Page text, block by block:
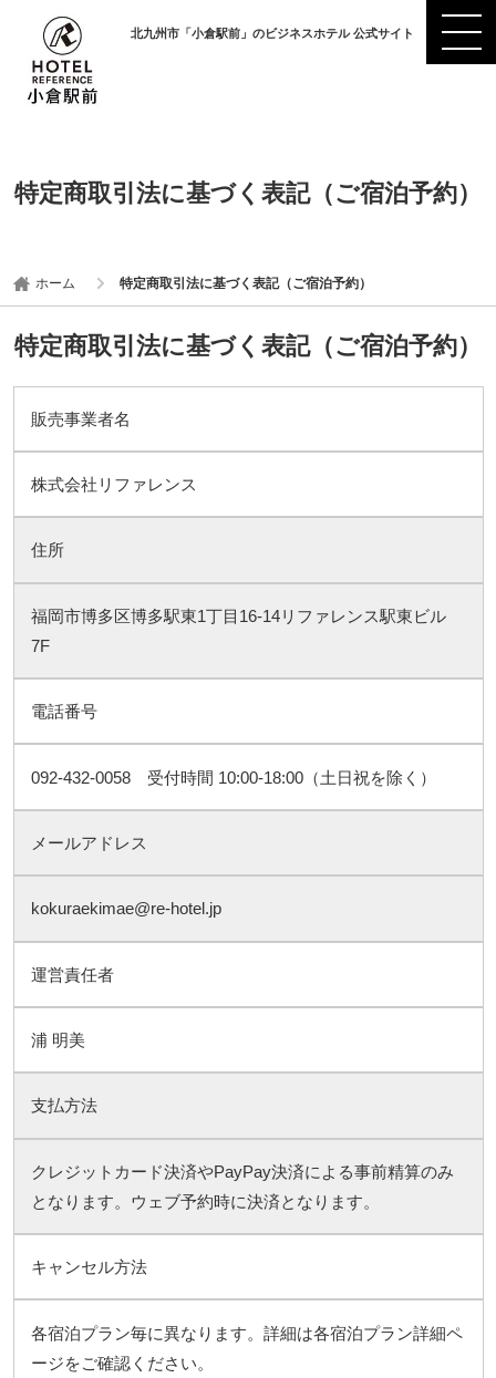
北九州市「小倉駅前」のビジネスホテル 公式サイト
特定商取引法に基づく表記（ご宿泊予約）
ホーム 特定商取引法に基づく表記（ご宿泊予約）
特定商取引法に基づく表記（ご宿泊予約）
販売事業者名
株式会社リファレンス
住所
福岡市博多区博多駅東1丁目16-14リファレンス駅東ビル
7F
電話番号
092-432-0058 受付時間 10:00-18:00（土日祝を除く）
メールアドレス
kokuraekimae@re-hotel.jp
運営責任者
浦 明美
支払方法
クレジットカード決済やPayPay決済による事前精算のみ
となります。ウェブ予約時に決済となります。
キャンセル方法
各宿泊プラン毎に異なります。詳細は各宿泊プラン詳細ペ
ージをご確認ください。